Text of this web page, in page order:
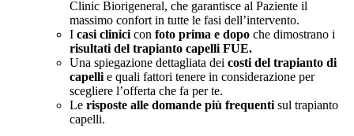
Clinic Biorigeneral, che garantisce al Paziente il
massimo confort in tutte le fasi dell’intervento.
I casi clinici con foto prima e dopo che dimostrano i
risultati del trapianto capelli FUE.
Una spiegazione dettagliata dei costi del trapianto di
capelli e quali fattori tenere in considerazione per
scegliere l’offerta che fa per te.
Le risposte alle domande più frequenti sul trapianto
capelli.